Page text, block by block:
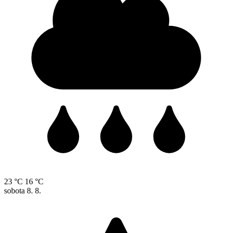
23 °C 16 °C
sobota 8. 8.